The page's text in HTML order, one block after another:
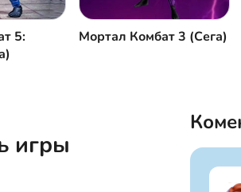
5:
Мортал Комбат 3 (Сега)
игры